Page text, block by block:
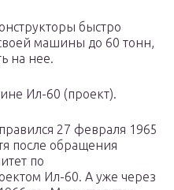
быстро
машины до 60 тонн,
на нее.
Ил-60 (проект).
27 февраля 1965
после обращения
по
Ил-60. А уже через